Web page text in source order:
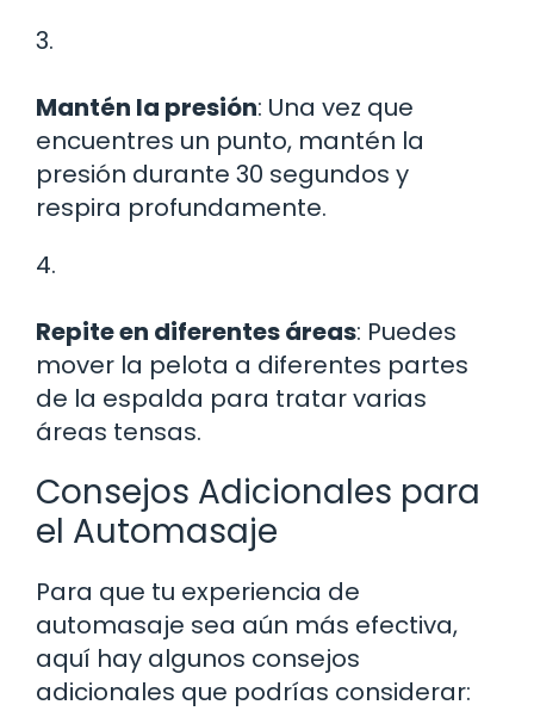
3.
Mantén la presión: Una vez que
encuentres un punto, mantén la
presión durante 30 segundos y
respira profundamente.
4.
Repite en diferentes áreas: Puedes
mover la pelota a diferentes partes
de la espalda para tratar varias
áreas tensas.
Consejos Adicionales para
el Automasaje
Para que tu experiencia de
automasaje sea aún más efectiva,
aquí hay algunos consejos
adicionales que podrías considerar: